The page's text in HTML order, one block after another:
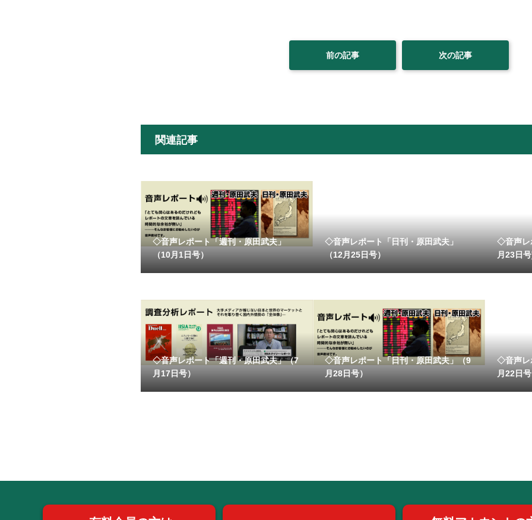
前の記事 次の記事
関連記事
◇音声レポート「週刊・原田武夫」
（10月1日号）
◇音声レポート「日刊・原田武夫」
（12月25日号）
◇音声レ
月23日
◇音声レポート「週刊・原田武夫」（7
月17日号）
◇音声レポート「日刊・原田武夫」（9
月28日号）
◇音声レ
月22日